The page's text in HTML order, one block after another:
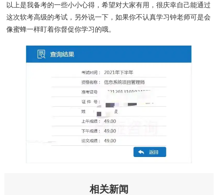
以上是我备考的一些小小心得，希望对大家有用，很庆幸自己能通过
这次软考高级的考试，另外说一下，如果你不认真学习钟老师可是会
像蜜蜂一样盯着你督促你学习的哦。
相关新闻